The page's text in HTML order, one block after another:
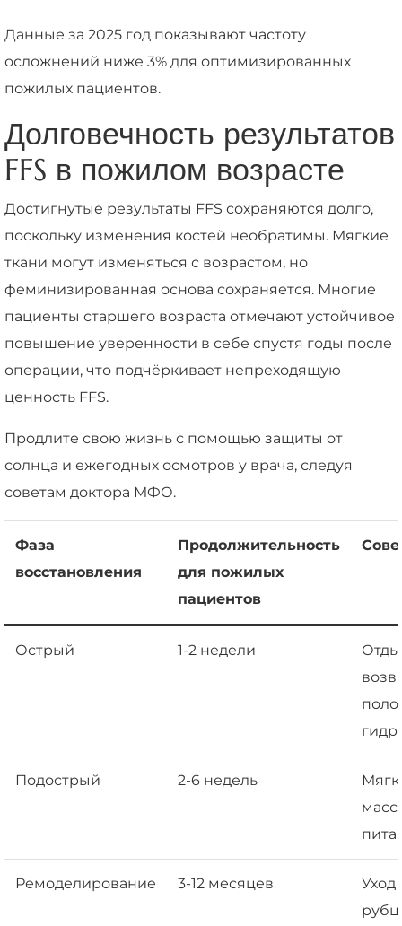
Данные за 2025 год показывают частоту
осложнений ниже 3% для оптимизированных
пожилых пациентов.
Долговечность результатов
FFS в пожилом возрасте
Достигнутые результаты FFS сохраняются долго,
поскольку изменения костей необратимы. Мягкие
ткани могут изменяться с возрастом, но
феминизированная основа сохраняется. Многие
пациенты старшего возраста отмечают устойчивое
повышение уверенности в себе спустя годы после
операции, что подчёркивает непреходящую
ценность FFS.
Продлите свою жизнь с помощью защиты от
солнца и ежегодных осмотров у врача, следуя
советам доктора МФО.
Фаза
восстановления
Продолжительность
для пожилых
пациентов
Острый 1-2 недели
Подострый 2-6 недель
Ремоделирование 3-12 месяцев
Уход